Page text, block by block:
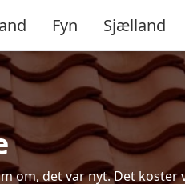
Fyn Sjælland
om, det var nyt. Det